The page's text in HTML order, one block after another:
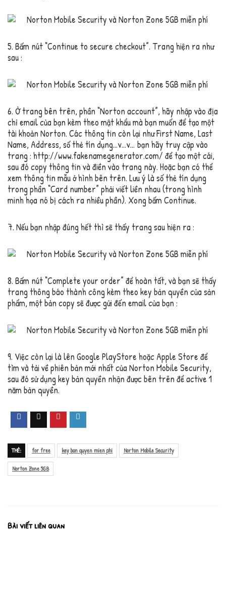
5. Bấm nút “Continue to secure checkout”. Trang hiện ra như
sau :
6. Ở trang bên trên, phần “Norton account”, hãy nhập vào địa
chỉ email của bạn kèm theo mật khẩu mà bạn muốn để tạo một
tài khoản Norton. Các thông tin còn lại như First Name, Last
Name, Address, số thẻ tín dụng…v…v… bạn hãy truy cập vào
trang : http://www.fakenamegenerator.com/ để tạo một cái,
sau đó copy thông tin và điền vào trang này. Hoặc bạn có thể
xem thông tin mẫu ở hình bên trên. Lưu ý là số thẻ tín dụng
trong phần “Card number” phải viết liền nhau (trong hình
minh họa nó bị cách ra nhiều phần). Xong bấm Continue.
7. Nếu bạn nhập đúng hết thì sẽ thấy trang sau hiện ra :
8. Bấm nút “Complete your order” để hoàn tất, và bạn sẽ thấy
trang thông báo thành công kèm theo key bản quyền của sản
phẩm, một bản copy sẽ được gửi đến email của bạn :
9. Việc còn lại là lên Google PlayStore hoặc Apple Store để
tìm và tải về phiên bản mới nhất của Norton Mobile Security,
sau đó sử dụng key bản quyền nhận được bên trên để active 1
năm bản quyền.
THẺ: for free key ban quyen mien phi Norton Mobile Security
Norton Zone 5GB
Bài viết liên quan